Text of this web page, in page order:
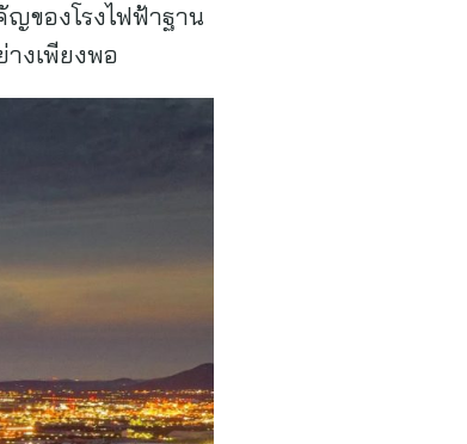
ของโรงไฟฟ้าฐาน
างเพียงพอ